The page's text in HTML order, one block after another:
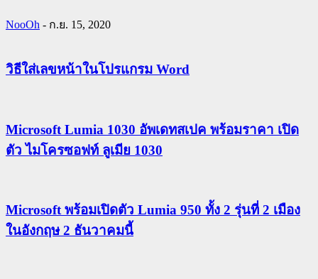
NooOh - ก.ย. 15, 2020
วิธีใส่เลขหน้าในโปรแกรม Word
Microsoft Lumia 1030 อัพเดทสเปค พร้อมราคา เปิด
ตัว ไมโครซอฟท์ ลูเมีย 1030
Microsoft พร้อมเปิดตัว Lumia 950 ทั้ง 2 รุ่นที่ 2 เมือง
ในอังกฤษ 2 ธันวาคมนี้